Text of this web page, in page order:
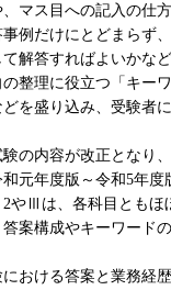
マス目への記入の仕
例だけにとどまらず
解答すればよいかな
整理に役立つ「キー
を盛り込み、受験者
の内容が改正となり
元年度版～令和5年度
やⅢは、各科目ともほ
案構成やキーワード
おける答案と業務経